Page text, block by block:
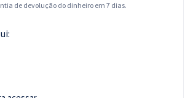
de devolução do dinheiro em 7 dias.